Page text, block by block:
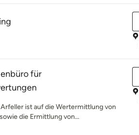
für
ist auf die Wertermittlung von
die Ermittlung von...